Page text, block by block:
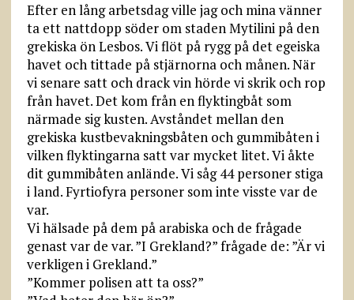
Efter en lång arbetsdag ville jag och mina vänner
ta ett nattdopp söder om staden Mytilini på den
grekiska ön Lesbos. Vi flöt på rygg på det egeiska
havet och tittade på stjärnorna och månen. När
vi senare satt och drack vin hörde vi skrik och rop
från havet. Det kom från en flyktingbåt som
närmade sig kusten. Avståndet mellan den
grekiska kustbevakningsbåten och gummibåten i
vilken flyktingarna satt var mycket litet. Vi åkte
dit gummibåten anlände. Vi såg 44 personer stiga
i land. Fyrtiofyra personer som inte visste var de
var.
Vi hälsade på dem på arabiska och de frågade
genast var de var. ”I Grekland?” frågade de: ”Är vi
verkligen i Grekland.”
”Kommer polisen att ta oss?”